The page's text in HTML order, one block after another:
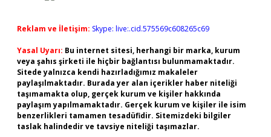
Reklam ve İletişim: Skype: live:.cid.575569c608265c69
Yasal Uyarı: Bu internet sitesi, herhangi bir marka, kurum
veya şahıs şirketi ile hiçbir bağlantısı bulunmamaktadır.
Sitede yalnızca kendi hazırladığımız makaleler
paylaşılmaktadır. Burada yer alan içerikler haber niteliği
taşımamakta olup, gerçek kurum ve kişiler hakkında
paylaşım yapılmamaktadır. Gerçek kurum ve kişiler ile isim
benzerlikleri tamamen tesadüfidir. Sitemizdeki bilgiler
taslak halindedir ve tavsiye niteliği taşımazlar.